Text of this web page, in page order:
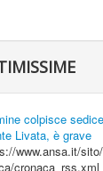
colpisce
Livata, è grave
www.ansa.it/
cronaca_rss.xml